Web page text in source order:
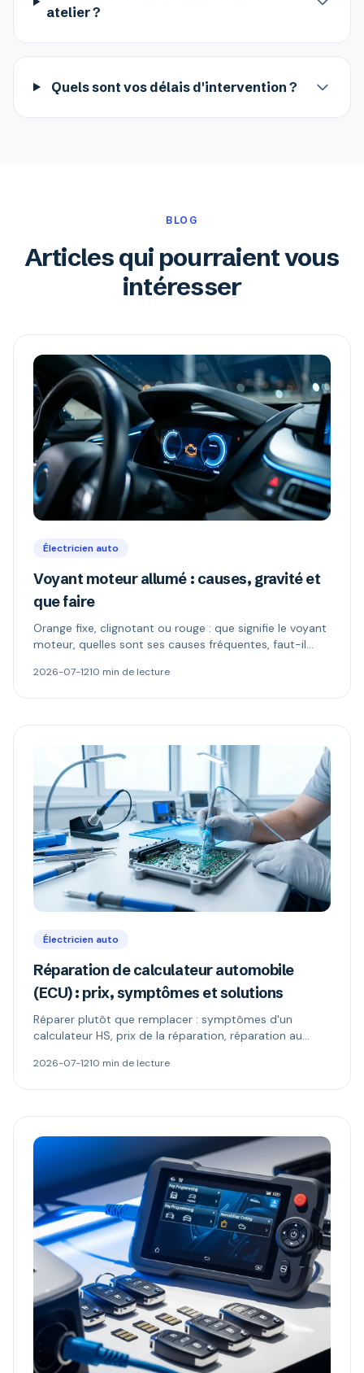
atelier ?
Quels sont vos délais d'intervention ?
BLOG
Articles qui pourraient vous
intéresser
Électricien auto
Voyant moteur allumé : causes, gravité et
que faire
Orange fixe, clignotant ou rouge : que signifie le voyant
moteur, quelles sont ses causes fréquentes, faut-il
2026-07-1210 min de lecture
Électricien auto
Réparation de calculateur automobile
(ECU) : prix, symptômes et solutions
Réparer plutôt que remplacer : symptômes d'un
calculateur HS, prix de la réparation, réparation au
codage antidémarrage.
2026-07-1210 min de lecture